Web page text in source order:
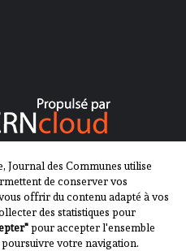
des Communes utilise
de conserver vos
offrir du contenu adapté à vos
des statistiques pour
pour accepter l'ensemble
votre navigation.